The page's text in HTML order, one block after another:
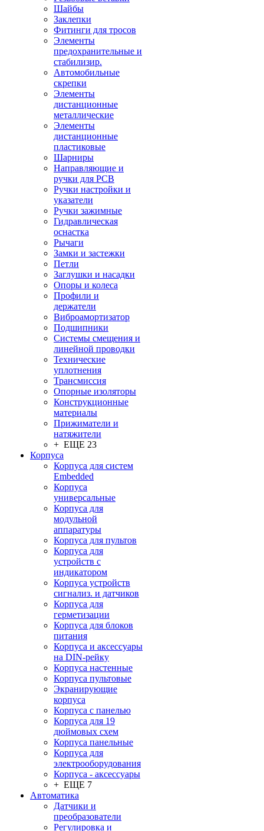
Шайбы
Заклепки
Фитинги для тросов
Элементы
предохранительные и
стабилизир.
Автомобильные
скрепки
Элементы
дистанционные
металлические
Элементы
дистанционные
пластиковые
Шарниры
Направляющие и
ручки для PCB
Ручки настройки и
указатели
Ручки зажимные
Гидравлическая
оснастка
Рычаги
Замки и застежки
Петли
Заглушки и насадки
Опоры и колеса
Профили и
держатели
Виброамортизатор
Подшипники
Системы смещения и
линейной проводки
Технические
уплотнения
Трансмиссия
Опорные изоляторы
Конструкционные
материалы
Прижиматели и
натяжители
+ ЕЩЕ 23
Корпуса
Корпуса для систем
Embedded
Корпуса
универсальные
Корпуса для
модульной
аппаратуры
Корпуса для пультов
Корпуса для
устройств с
индикатором
Корпуса устройств
сигнализ. и датчиков
Корпуса для
герметизации
Корпуса для блоков
питания
Корпуса и аксессуары
на DIN-рейку
Корпуса настенные
Корпуса пультовые
Экранирующие
корпуса
Корпуса с панелью
Корпуса для 19
дюймовых схем
Корпуса панельные
Корпуса для
электрооборудования
Корпуса - аксессуары
+ ЕЩЕ 7
Автоматика
Датчики и
преобразователи
Регулировка и